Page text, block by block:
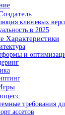
ключевых
в 2025
Характеристики
и
требования
ассетов